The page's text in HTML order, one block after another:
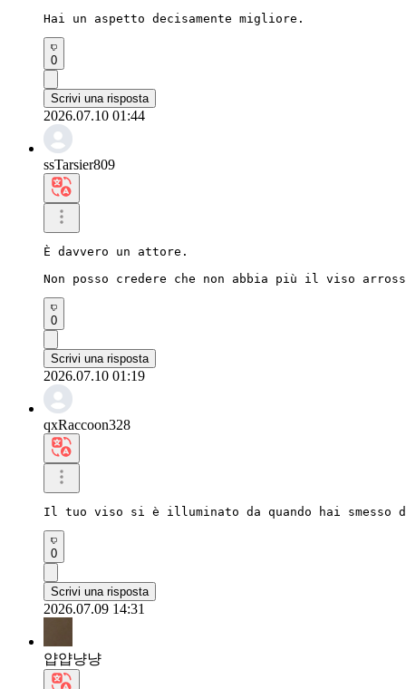
Hai un aspetto decisamente migliore.
0
Scrivi una risposta
2026.07.10 01:44
ssTarsier809
È davvero un attore.
Non posso credere che non abbia più il viso
0
Scrivi una risposta
2026.07.10 01:19
qxRaccoon328
Il tuo viso si è illuminato da quando hai smesso
0
Scrivi una risposta
2026.07.09 14:31
얍얍냥냥